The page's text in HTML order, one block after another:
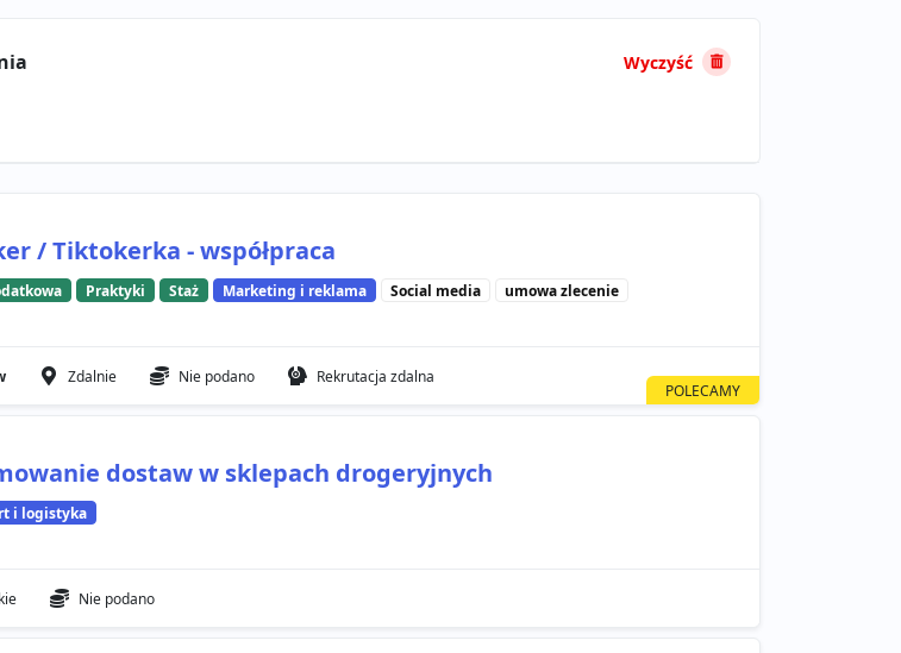
Wyczyść
/ Tiktokerka - współpraca
Praktyki Staż Marketing i reklama Social media umowa zlecenie
Zdalnie Nie podano Rekrutacja zdalna
dostaw w sklepach drogeryjnych
i logistyka
Nie podano